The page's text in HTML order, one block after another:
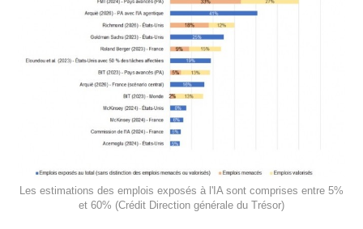
Les estimations des emplois exposés à l'IA sont comprises entre 5%
et 60% (Crédit Direction générale du Trésor)